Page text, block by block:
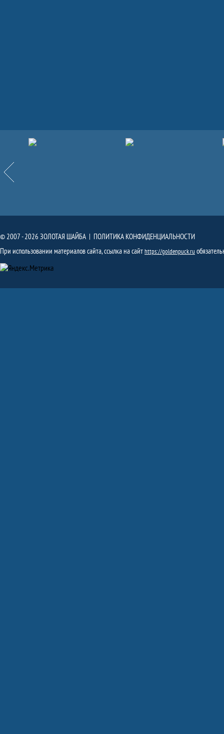
Назад
Партнёры
© 2007 - 2026 ЗОЛОТАЯ ШАЙБА | ПОЛИТИКА КОНФИДЕНЦИАЛЬНОСТИ
При использовании материалов сайта, ссылка на сайтhttps://goldenpuck.ru